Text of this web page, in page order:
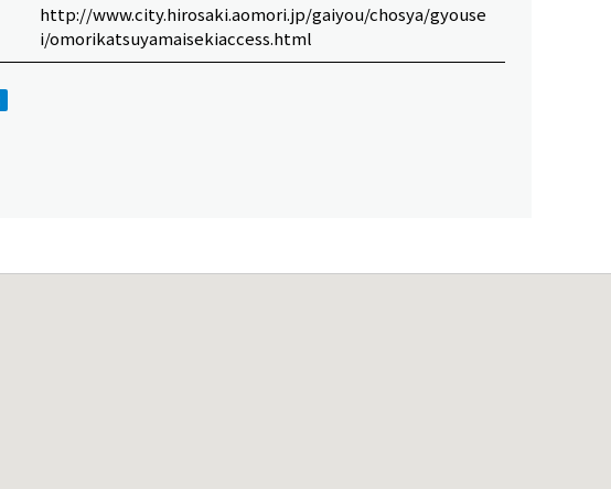
http://www.city.hirosaki.aomori.jp/gaiyou/chosya/gyouse
i/omorikatsuyamaisekiaccess.html